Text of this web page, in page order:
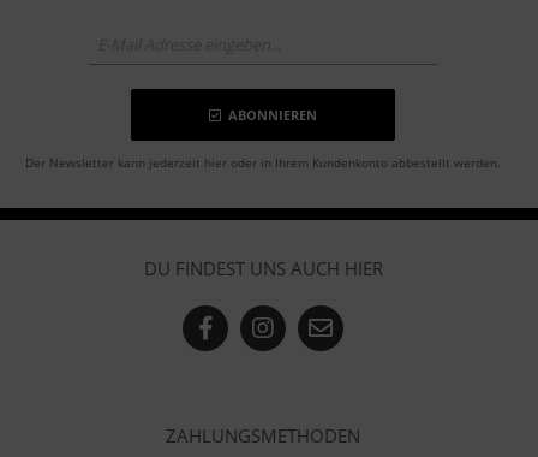
ABONNIEREN
Der Newsletter kann jederzeit hier oder in Ihrem Kundenkonto abbestellt werden.
DU FINDEST UNS AUCH HIER
ZAHLUNGSMETHODEN